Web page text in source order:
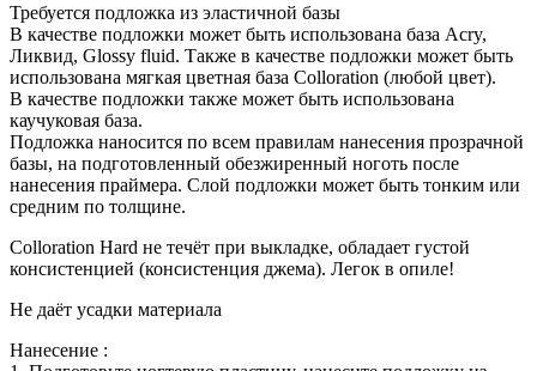
Требуется подложка из эластичной базы
В качестве подложки может быть использована база Acry,
Ликвид, Glossy fluid. Также в качестве подложки может быть
использована мягкая цветная база Colloration (любой цвет).
В качестве подложки также может быть использована
каучуковая база.
Подложка наносится по всем правилам нанесения прозрачной
базы, на подготовленный обезжиренный ноготь после
нанесения праймера. Слой подложки может быть тонким или
средним по толщине.
Colloration Hard не течёт при выкладке, обладает густой
консистенцией (консистенция джема). Легок в опиле!
Не даёт усадки материала
Нанесение :